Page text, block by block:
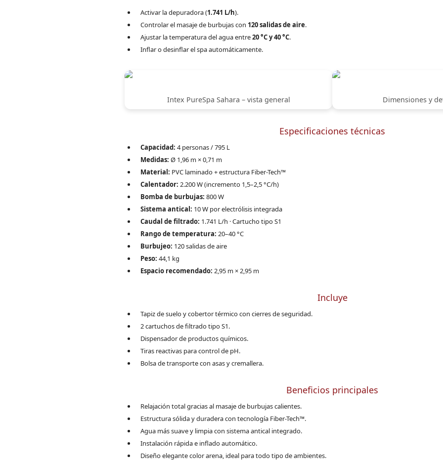
Activar la depuradora (1.741 L/h).
Controlar el masaje de burbujas con 120 salidas de aire.
Ajustar la temperatura del agua entre20 °C y 40 °C.
Inflar o desinflar el spa automáticamente.
Intex PureSpa Sahara – vista general Dimensiones y
Especificaciones técnicas
Capacidad: 4 personas / 795 L
Medidas: Ø 1,96 m × 0,71 m
Material: PVC laminado + estructura Fiber-Tech™
Calentador: 2.200 W (incremento 1,5–2,5 °C/h)
Bomba de burbujas: 800 W
Sistema antical: 10 W por electrólisis integrada
Caudal de filtrado: 1.741 L/h · Cartucho tipo S1
Rango de temperatura: 20–40 °C
Burbujeo: 120 salidas de aire
Peso: 44,1 kg
Espacio recomendado: 2,95 m × 2,95 m
Incluye
Tapiz de suelo y cobertor térmico con cierres de seguridad.
2 cartuchos de filtrado tipo S1.
Dispensador de productos químicos.
Tiras reactivas para control de pH.
Bolsa de transporte con asas y cremallera.
Beneficios principales
Relajación total gracias al masaje de burbujas calientes.
Estructura sólida y duradera con tecnología Fiber-Tech™.
Agua más suave y limpia con sistema antical integrado.
Instalación rápida e inflado automático.
Diseño elegante color arena, ideal para todo tipo de ambientes.